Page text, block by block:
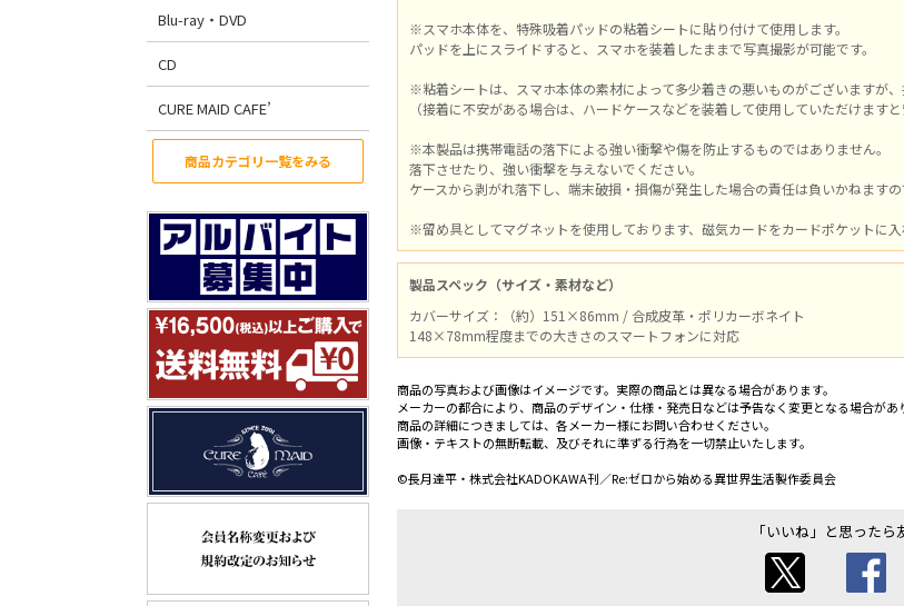
Blu-ray・DVD
CD
CURE MAID CAFE’
商品カテゴリ一覧をみる
※スマホ本体を、特殊吸着パッドの粘着シートに貼り付けて使用します。
パッドを上にスライドすると、スマホを装着したままで写真撮影が可能です。
※粘着シートは、スマホ本体の素材によって多少着きの悪いものがございますが、
（接着に不安がある場合は、ハードケースなどを装着して使用していただけますと
※本製品は携帯電話の落下による強い衝撃や傷を防止するものではありません。
落下させたり、強い衝撃を与えないでください。
ケースから剥がれ落下し、端末破損・損傷が発生した場合の責任は負いかねますの
※留め具としてマグネットを使用しております、磁気カードをカードポケットに
製品スペック（サイズ・素材など）
カバーサイズ：（約）151×86mm / 合成皮革・ポリカーボネイト
148×78mm程度までの大きさのスマートフォンに対応
商品の写真および画像はイメージです。実際の商品とは異なる場合があります。
メーカーの都合により、商品のデザイン・仕様・発売日などは予告なく変更となる場合があ
商品の詳細につきましては、各メーカー様にお問い合わせください。
画像・テキストの無断転載、及びそれに準ずる行為を一切禁止いたします。
©長月達平・株式会社KADOKAWA刊／Re:ゼロから始める異世界生活製作委員会
「いいね」と思ったら